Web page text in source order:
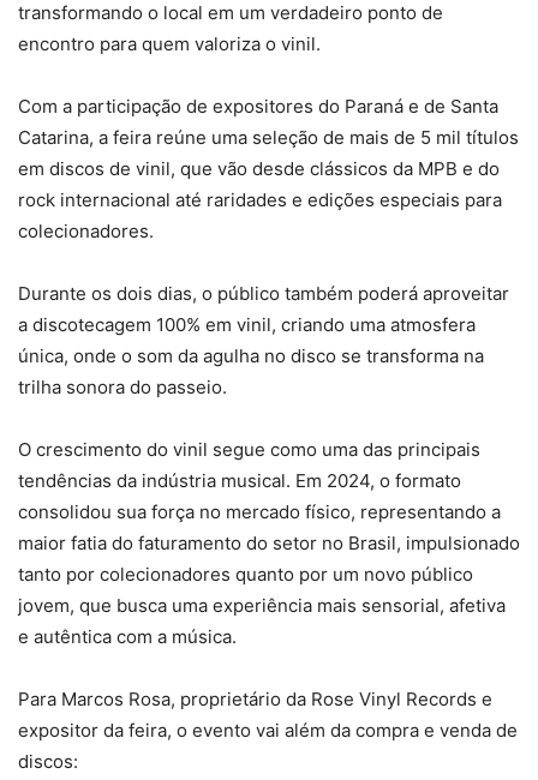
transformando o local em um verdadeiro ponto de
encontro para quem valoriza o vinil.
Com a participação de expositores do Paraná e de Santa
Catarina, a feira reúne uma seleção de mais de 5 mil títulos
em discos de vinil, que vão desde clássicos da MPB e do
rock internacional até raridades e edições especiais para
colecionadores.
Durante os dois dias, o público também poderá aproveitar
a discotecagem 100% em vinil, criando uma atmosfera
única, onde o som da agulha no disco se transforma na
trilha sonora do passeio.
O crescimento do vinil segue como uma das principais
tendências da indústria musical. Em 2024, o formato
consolidou sua força no mercado físico, representando a
maior fatia do faturamento do setor no Brasil, impulsionado
tanto por colecionadores quanto por um novo público
jovem, que busca uma experiência mais sensorial, afetiva
e autêntica com a música.
Para Marcos Rosa, proprietário da Rose Vinyl Records e
expositor da feira, o evento vai além da compra e venda de
discos: